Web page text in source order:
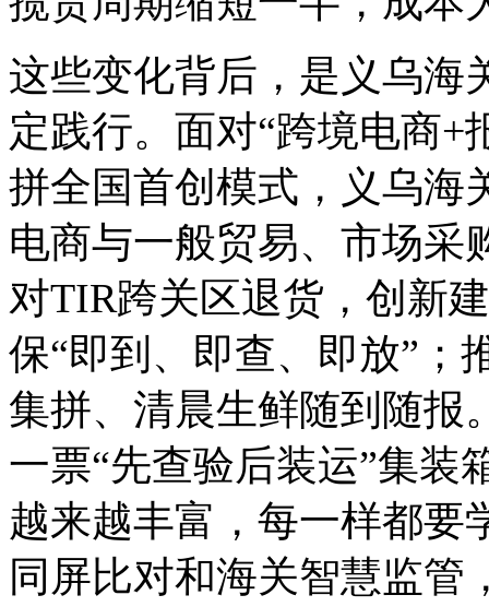
这些变化背后，是义乌海
定践行。面对“跨境电商+
拼全国首创模式，义乌海
电商与一般贸易、市场采
对TIR跨关区退货，创新
保“即到、即查、即放”；
集拼、清晨生鲜随到随报
一票“先查验后装运”集装
越来越丰富，每一样都要
同屏比对和海关智慧监管